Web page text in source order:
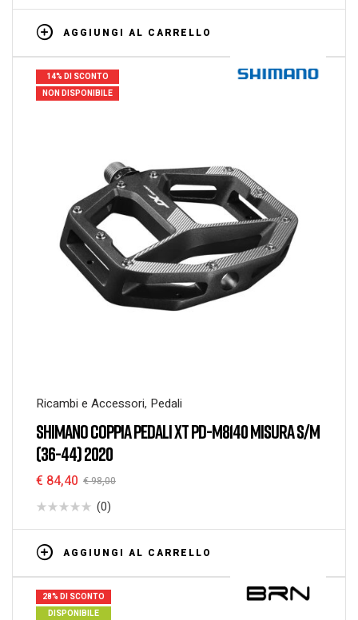
AGGIUNGI AL CARRELLO
14% DI SCONTO
NON DISPONIBILE
Ricambi e Accessori, Pedali
SHIMANO COPPIA PEDALI XT PD-M8140 MISURA S/M
(36-44) 2020
€98,00
€ 84,40
(0)
AGGIUNGI AL CARRELLO
28% DI SCONTO
DISPONIBILE